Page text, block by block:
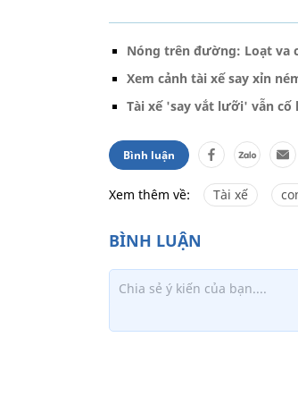
Nóng trên đường: Loạt va
Xem cảnh tài xế say xỉn
Tài xế 'say vắt lưỡi' vẫn cố
Bình luận
Xem thêm về: Tài xế